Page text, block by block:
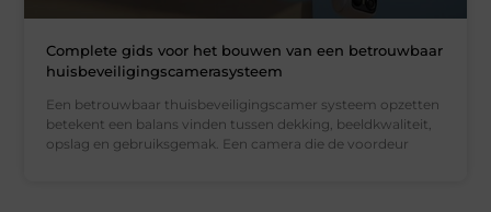
Complete gids voor het bouwen van een betrouwbaar
huisbeveiligingscamerasysteem
Een betrouwbaar thuisbeveiligingscamer systeem opzetten
betekent een balans vinden tussen dekking, beeldkwaliteit,
opslag en gebruiksgemak. Een camera die de voordeur